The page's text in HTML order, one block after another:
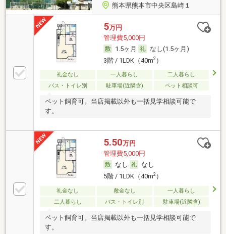
熊本県熊本市中央区島崎１
5万円
管理費5,000円
1.5ヶ月
なし(1.5ヶ月)
3階 / 1LDK（40m2）
礼金なし 一人暮らし
二人暮らし
バス・トイレ別
駐車場(近隣含) ペット相談可
ペット飼育可。当店掲載以外も一括見学相談可能で
す。
5.50万円
管理費5,000円
なし
なし
5階 / 1LDK（40m2）
礼金なし 敷金なし
一人暮らし
二人暮らし
バス・トイレ別 駐車場(近隣含)
ペット飼育可。当店掲載以外も一括見学相談可能で
す。